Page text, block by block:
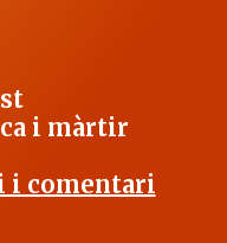
i màrtir
i comentari